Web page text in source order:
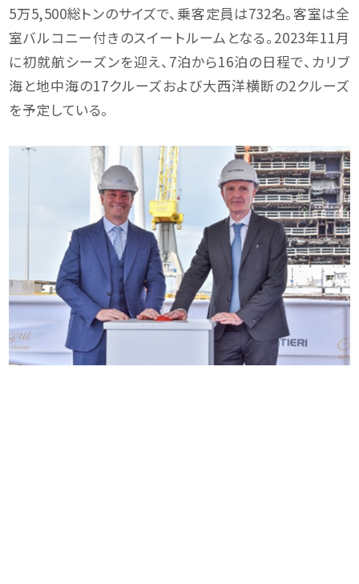
5万5,500総トンのサイズで、乗客定員は732名。客室は全
室バルコニー付きのスイートルームとなる。2023年11月
に初就航シーズンを迎え、7泊から16泊の日程で、カリブ
海と地中海の17クルーズおよび大西洋横断の2クルーズ
を予定している。